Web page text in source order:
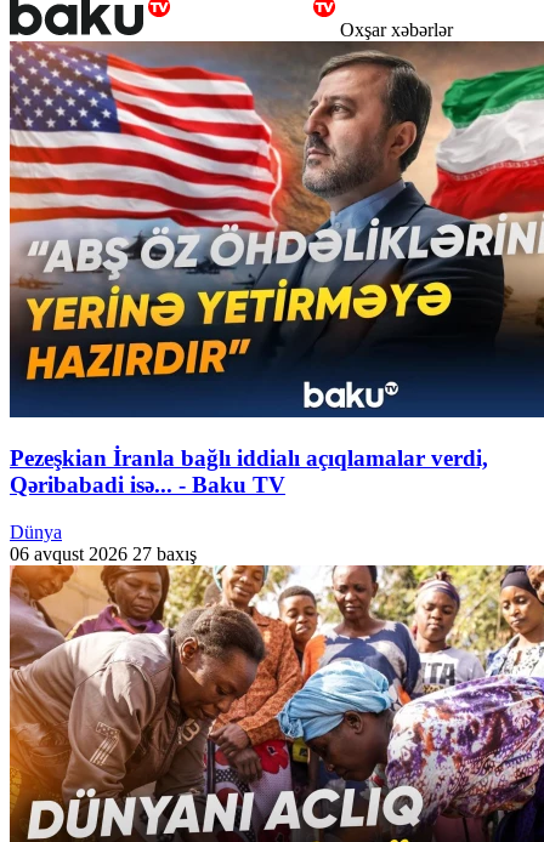
Oxşar xəbərlər
Pezeşkian İranla bağlı iddialı açıqlamalar verdi,
Qəribabadi isə... - Baku TV
Dünya
06 avqust 2026 27 baxış